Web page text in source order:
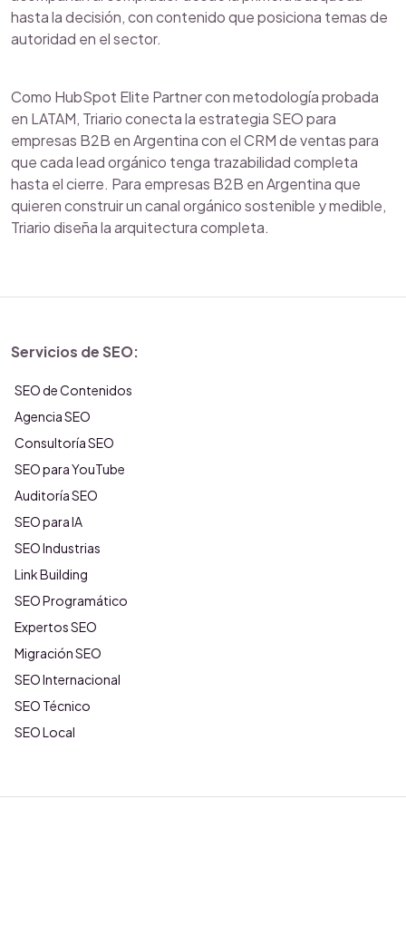
hasta la decisión, con contenido que posiciona temas de
autoridad en el sector.
Como HubSpot Elite Partner con metodología probada
en LATAM, Triario conecta la estrategia SEO para
empresas B2B en Argentina con el CRM de ventas para
que cada lead orgánico tenga trazabilidad completa
hasta el cierre. Para empresas B2B en Argentina que
quieren construir un canal orgánico sostenible y medible,
Triario diseña la arquitectura completa.
Servicios de SEO:
SEO de Contenidos
Agencia SEO
Consultoría SEO
SEO para YouTube
Auditoría SEO
SEO para IA
SEO Industrias
Link Building
SEO Programático
Expertos SEO
Migración SEO
SEO Internacional
SEO Técnico
SEO Local